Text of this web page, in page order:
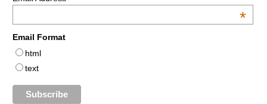
*
Email Format
html
text